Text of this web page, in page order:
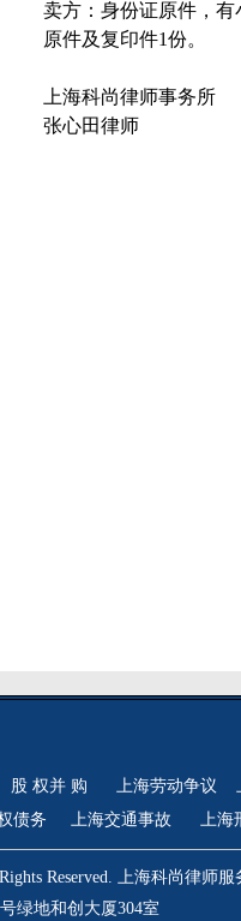
卖方：身份证原件，
原件及复印件1份。
上海科尚律师事务所
张心田律师
股 权并 购 上海劳动争议
债务 上海交通事故 上
Reserved. 上海科尚律师
绿地和创大厦304室